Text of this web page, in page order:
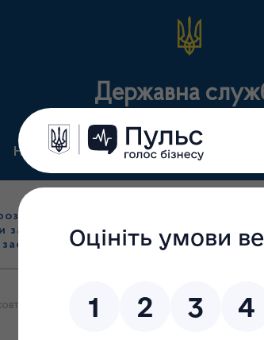
Державна
Нормативні документи Для
торгівля
засобами, імпорт
засобів (крім АФІ)
нагляд
(контроль)
2023 року відпуск наркотичних